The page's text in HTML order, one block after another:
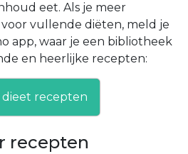
eet. Als je meer
vullende diëten, meld je
app, waar je een bibliotheek
en heerlijke recepten:
dieet recepten
recepten